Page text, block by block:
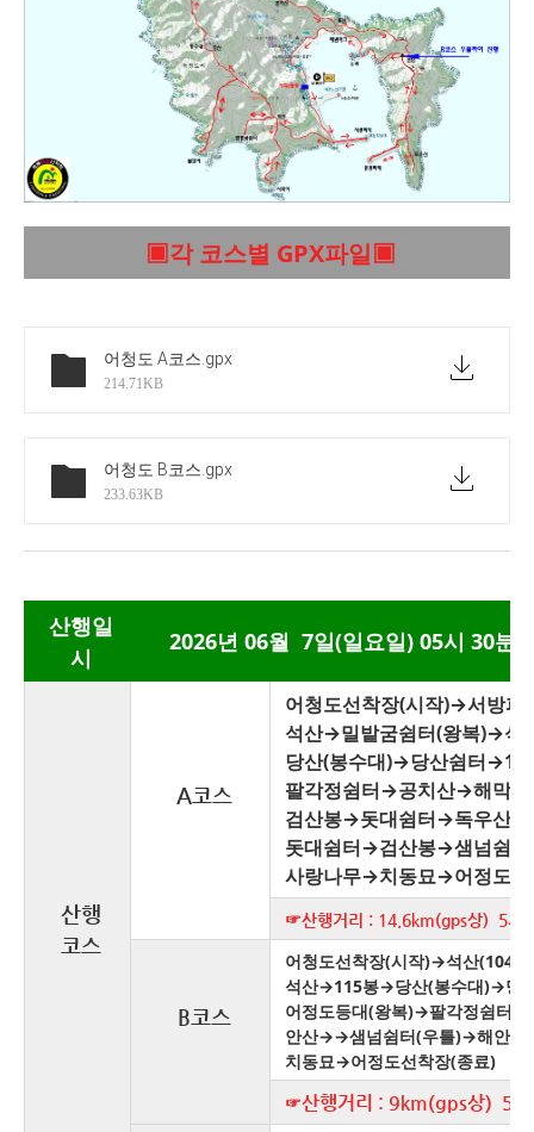
▣각 코스별 GPX파일▣
어청도 A코스 .gpx
214.71KB
어청도 B코스 .gpx
233.63KB
산행일
시
2026년 06월 7일(일요일) 05시 30분
산행
코스
A코스
어청도선착장(시작)→서방
석산→밀밭굼쉼터(왕복)→
당산(봉수대)→당산쉼터
팔각정쉼터→공치산→해막
검산봉→돗대쉼터→독우산
돗대쉼터→검산봉→샘넘쉼
사랑나무→치동묘→어정도선
☞산행거리 : 14.6km(gps상) 5시
B코스
어청도선착장(시작)→석산
석산→115봉→당산(봉수대)→당
어정도등대(왕복)→팔각정쉼터
안산→→샘넘쉼터(우틀)→해안
치동묘→어정도선착장(종료)
☞산행거리 : 9km(gps상) 5